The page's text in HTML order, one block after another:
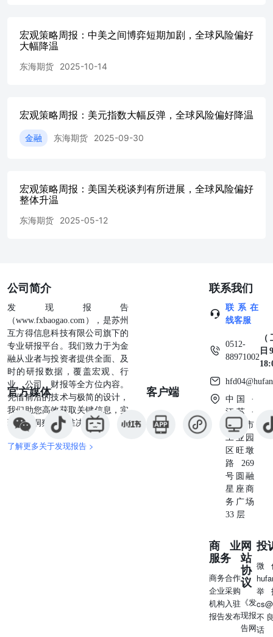
车关税通常为2.5%）的基础上征收的。如果零部件是在美
国生产的而整车不是，那么这些零部件将不受关税影响。汽
车关税将于4月2日生效，将于4月3日开始征收。在许多情况
下，征收的关税低于（其他国家）对美国的关税；汽车关税
险信号”，可能彻底打乱央行降息计划。由于关税政策带来
时间。美联储穆萨莱姆表示，不认为经济衰退即将到来；预
月来首次下降。 10、3月27日，针对美国对进口汽车征收
25%关税，德国、加拿大、日本、欧盟、韩国、墨西哥、巴
西方面纷纷发声，反对美国的新关税政策，并表示将考虑采
取措施进行应对。根据高盛最新预测，若无法转嫁成本，丰
行；强烈支持美联储维持利率不变的决定；鉴于前景情况，
美联储可能会在更长时间内保持利率稳定。 12、3月27日，
美国2024年第四季度GDP终值年化环比增速由2.3%上修至
2.4%，高于市场预期的2.3%。第四季度核心PCE物价指数
升幅则由2.7%意外下修至2.6%。不过，经济学家们普遍预
期2025年美国经济增长将放缓，主要担忧是美国的关税政
策。 13、3月28日，美联储最爱通胀指标反弹！美国2月核
心PCE物价指数同比上涨2.8%，超过预期的2.7%和前值
2.6%；环比则上涨0.4%，超出预期和前值0.3%，创2024年1
月以来新高。2月个人支出环比仅增长0.1%，收入却增长
0.8%。数据引发市场对顽固通胀以及潜在滞胀的担忧，交
易员继续押注美联储在7月进行降息。 14、3月27日，美国
上周初请失业金人数下降1000人至22.4万人，预期为22.5万
人。前一周续请失业金人数下降2.5万至185.6万人，低于预
期的188.8万人，表明美国劳动力市场状况依然良好。 15、
3月24日，欧元区3月制造业PMI初值48.7，为26个月以来新
高，预期48.2，2月终值47.6；服务业PMI初值50.4，预期
51，2月终值50.6；综合PMI初值50.4，预期50.8，2月终值
27日，欧盟委员会发言人：欧盟正在为美国宣布的新进口关
税准备回应，但尚未确定时间。欧盟的回应将是及时、强有
力且精确的；欧盟拟打击美国服务出口，目标包括大型科技
公司。加拿大总理：加拿大将于下周对美国关税作出回应；
加拿大安大略省省长：美国将全部或部分给予加汽车关税豁
免。巴西总统卢拉：将对美国产品征收报复性关税。墨西哥
经济部长：墨西哥将于4月2日就钢铁和汽车问题发出通知。
宏观策略周报：中美之间博弈短期加剧，全球风险偏好
大幅降温
东海期货 2025-10-14
宏观策略周报：美元指数大幅反弹，全球风险偏好降温
金融 东海期货 2025-09-30
宏观策略周报：美国关税谈判有所进展，全球风险偏好
整体升温
东海期货 2025-05-12
公司简介
发现报告
（www.fxbaogao.com），是苏州
互方得信息科技有限公司旗下的
专业研报平台。我们致力于为金
融从业者与投资者提供全面、及
时的研报数据，覆盖宏观、行
业、公司、财报等全方位内容。
凭借前沿的技术与极简的设计，
我们助您高效获取关键信息，实
现深度洞察与精准决策。
了解更多关于发现报告 >
官方媒体 客户端
联系我们
联系在
线客服
0512-
88971002
日
中国 ·
江苏 ·
苏州市
工业园
区旺墩
路269
号圆融
星座商
务广场
33 层
商业
服务
商务合作
企业采购
机构入驻
报告发布
网
站
协
议
《发
现报
告网
投
微
举
不